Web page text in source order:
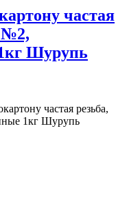
частая
№2,
Шурупь
частая резьба,
1кг Шурупь